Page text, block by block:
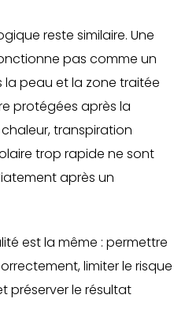
reste similaire. Une
pas comme un
peau et la zone traitée
protégées après la
transpiration
trop rapide ne sont
après un
est la même : permettre
limiter le risque
préserver le résultat